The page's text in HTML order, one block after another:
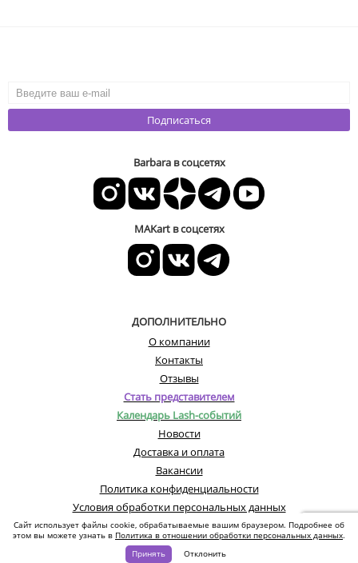
Подписаться
Barbara в соцсетях
MAKart в соцсетях
ДОПОЛНИТЕЛЬНО
О компании
Контакты
Отзывы
Стать представителем
Календарь Lash-событий
Новости
Доставка и оплата
Вакансии
Политика конфиденциальности
Условия обработки персональных данных
© Все права защищены. Информация сайта защищена законом об авторских
Сайт использует файлы cookie, обрабатываемые вашим браузером. Подробнее об
этом вы можете узнать в Политика в отношении обработки персональных данных.
Принять
Отклонить